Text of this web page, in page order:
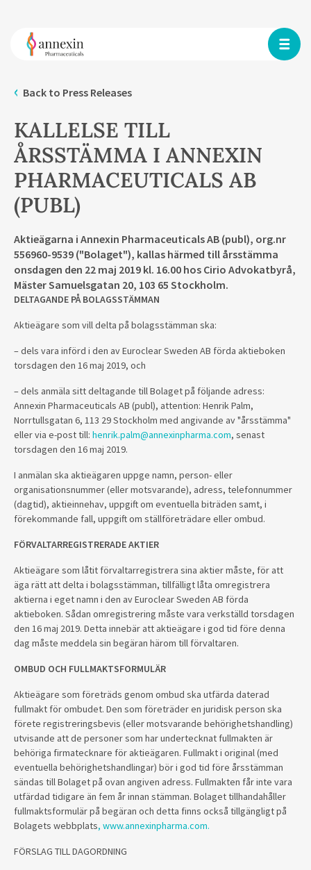
Back to Press Releases
KALLELSE TILL
ÅRSSTÄMMA I ANNEXIN
PHARMACEUTICALS AB
(PUBL)
Aktieägarna i Annexin Pharmaceuticals AB (publ), org.nr
556960-9539 ("Bolaget"), kallas härmed till årsstämma
onsdagen den 22 maj 2019 kl. 16.00 hos Cirio Advokatbyrå,
Mäster Samuelsgatan 20, 103 65 Stockholm.
DELTAGANDE PÅ BOLAGSSTÄMMAN
Aktieägare som vill delta på bolagsstämman ska:
– dels vara införd i den av Euroclear Sweden AB förda aktieboken
torsdagen den 16 maj 2019, och
– dels anmäla sitt deltagande till Bolaget på följande adress:
Annexin Pharmaceuticals AB (publ), attention: Henrik Palm,
Norrtullsgatan 6, 113 29 Stockholm med angivande av "årsstämma"
eller via e-post till: henrik.palm@annexinpharma.com, senast
torsdagen den 16 maj 2019.
I anmälan ska aktieägaren uppge namn, person- eller
organisationsnummer (eller motsvarande), adress, telefonnummer
(dagtid), aktieinnehav, uppgift om eventuella biträden samt, i
förekommande fall, uppgift om ställföreträdare eller ombud.
FÖRVALTARREGISTRERADE AKTIER
Aktieägare som låtit förvaltarregistrera sina aktier måste, för att
äga rätt att delta i bolagsstämman, tillfälligt låta omregistrera
aktierna i eget namn i den av Euroclear Sweden AB förda
aktieboken. Sådan omregistrering måste vara verkställd torsdagen
den 16 maj 2019. Detta innebär att aktieägare i god tid före denna
dag måste meddela sin begäran härom till förvaltaren.
OMBUD OCH FULLMAKTSFORMULÄR
Aktieägare som företräds genom ombud ska utfärda daterad
fullmakt för ombudet. Den som företräder en juridisk person ska
förete registreringsbevis (eller motsvarande behörighetshandling)
utvisande att de personer som har undertecknat fullmakten är
behöriga firmatecknare för aktieägaren. Fullmakt i original (med
eventuella behörighetshandlingar) bör i god tid före årsstämman
sändas till Bolaget på ovan angiven adress. Fullmakten får inte vara
utfärdad tidigare än fem år innan stämman. Bolaget tillhandahåller
fullmaktsformulär på begäran och detta finns också tillgängligt på
Bolagets webbplats, www.annexinpharma.com.
FÖRSLAG TILL DAGORDNING